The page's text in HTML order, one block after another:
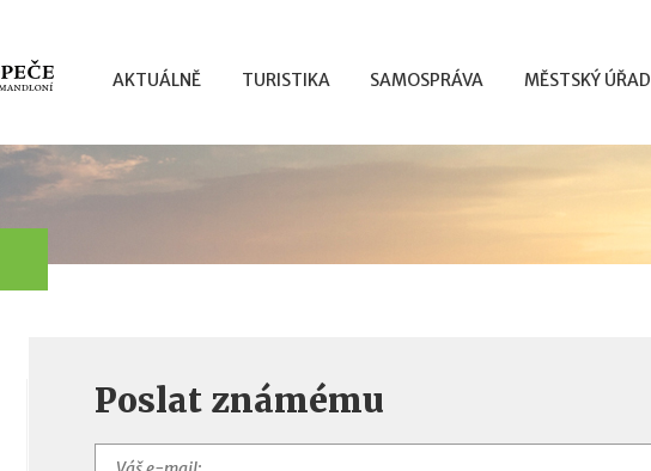
AKTUÁLNĚ TURISTIKA SAMOSPRÁVA MĚSTSKÝ ÚŘAD
Poslat známému